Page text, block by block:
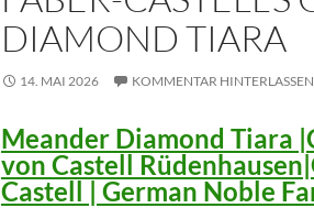
DIAMOND TIARA
14. MAI 2026 KOMMENTAR HINTERLASSEN
Meander Diamond Tiara
von Castell
Castell | German Noble